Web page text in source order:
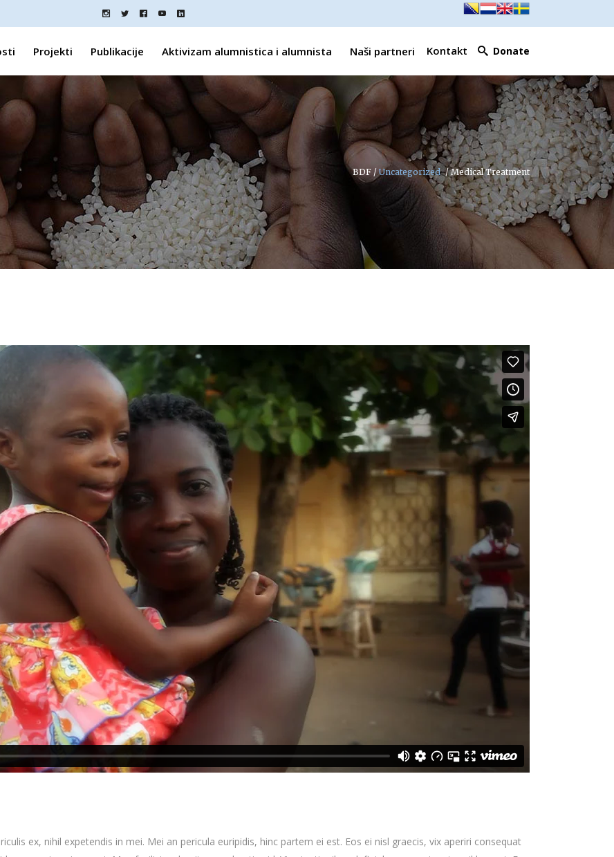
Projekti Publikacije Aktivizam alumnistica i alumnista Naši partneri Kontakt Donate
BDF /Uncategorized /Medical Treatment
ex, nihil expetendis in mei. Mei an pericula euripidis, hinc partem ei est. Eos ei nisl graecis, vix aperiri consequat